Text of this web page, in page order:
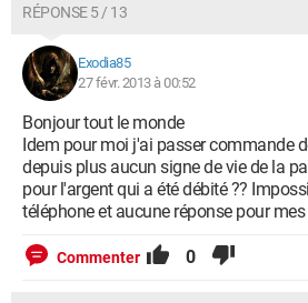
RÉPONSE 5 / 13
Exodia85
27 févr. 2013 à 00:52
Bonjour tout le monde
Idem pour moi j'ai passer commande
depuis plus aucun signe de vie de la
pour l'argent qui a été débité ??
téléphone et aucune réponse pour
Commenter 0